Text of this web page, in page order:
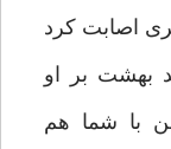
اصابت كرد
بهشت بر او
با شما هم